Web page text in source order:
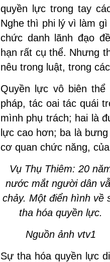
quyền lực trong tay
Nghe thì phi lý vì làm
chức danh lãnh đạo
hạn rất cụ thể. Nhưng
nêu trong luật, trong
Quyền lực vô biên
pháp, tác oai tác quái
mình phụ trách; hai là
lực cao hơn; ba là
cơ quan chức năng,
Vụ Thụ Thiêm: 20
nước mắt người dân
chảy. Mộtđiển hình về
tha hóa quyền lực.
Nguồn ảnh vtv1
Sự tha hóa quyền lực